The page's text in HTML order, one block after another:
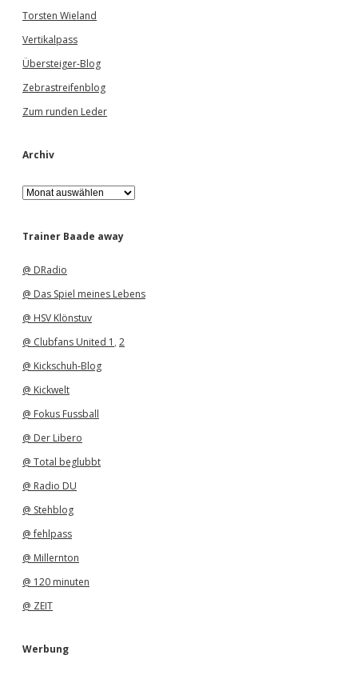
Torsten Wieland
Vertikalpass
Übersteiger-Blog
Zebrastreifenblog
Zum runden Leder
Archiv
A
r
h
Trainer Baade away
@ DRadio
@ Das Spiel meines Lebens
@ HSV Klönstuv
@ Clubfans United 1 , 2
@ Kickschuh-Blog
@ Kickwelt
@ Fokus Fussball
@ Der Libero
@ Total beglubbt
@ Radio DU
@ Stehblog
@ fehlpass
@ Millernton
@ 120 minuten
@ ZEIT
Werbung